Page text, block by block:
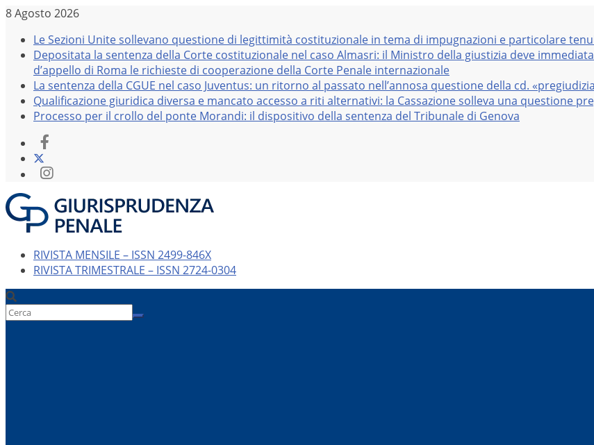
Salta
contenuto
8 Agosto 2026
Le Sezioni Unite sollevano questione di legittimità costituzionale in tema di impugnazioni e particolare
Depositata la sentenza della Corte costituzionale nel caso Almasri: il Ministro della giustizia deve
d’appello di Roma le richieste di cooperazione della Corte Penale internazionale
La sentenza della CGUE nel caso Juventus: un ritorno al passato nell’annosa questione della cd.
Qualificazione giuridica diversa e mancato accesso a riti alternativi: la Cassazione solleva una questione
Processo per il crollo del ponte Morandi: il dispositivo della sentenza del Tribunale di Genova
RIVISTA MENSILE – ISSN 2499-846X
RIVISTA TRIMESTRALE – ISSN 2724-0304